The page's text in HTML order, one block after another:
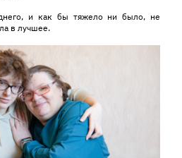
и как бы тяжело ни было, не
в лучшее.